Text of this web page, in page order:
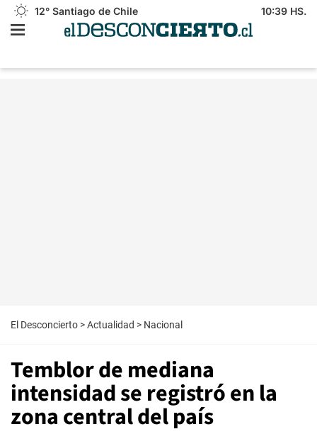
12° Santiago de Chile 10:39 HS.
El Desconcierto >Actualidad > Nacional
Temblor de mediana
intensidad se registró en la
zona central del país